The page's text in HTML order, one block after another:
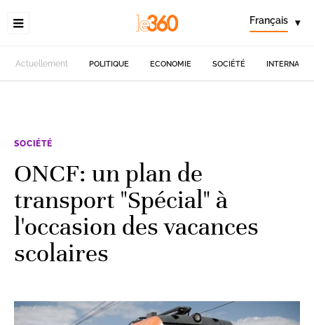
Français ▾
Actuellement POLITIQUE ECONOMIE SOCIÉTÉ
SOCIÉTÉ
ONCF: un plan de
transport "Spécial" à
l'occasion des vacances
scolaires